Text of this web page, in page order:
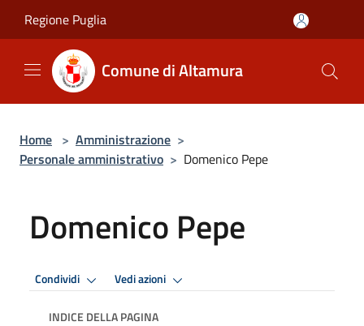
Regione Puglia
Comune di Altamura
Home > Amministrazione >
Personale amministrativo > Domenico Pepe
Domenico Pepe
Condividi Vedi azioni
INDICE DELLA PAGINA